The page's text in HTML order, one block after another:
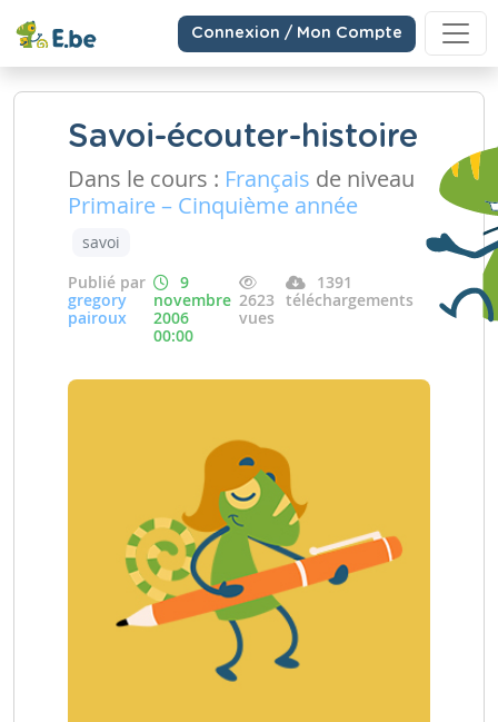
Connexion / Mon Compte
Savoi-écouter-histoire
Dans le cours : Français de niveau
Primaire – Cinquième année
savoi
Publié par
gregory
pairoux
9
novembre
2006
00:00
2623
vues
1391
téléchargements